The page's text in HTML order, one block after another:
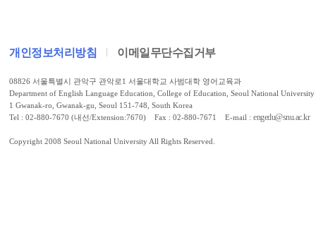
개인정보처리방침 이메일무단수집거부
08826 서울특별시 관악구 관악로1 서울대학교 사범대학 영어교육과
Department of English Language Education, College of Education, Seoul National University
1 Gwanak-ro, Gwanak-gu, Seoul 151-748, South Korea
Tel : 02-880-7670 (내선/Extension:7670) Fax : 02-880-7671 E-mail : engedu@snu.ac.kr
Copyright 2008 Seoul National University All Rights Reserved.